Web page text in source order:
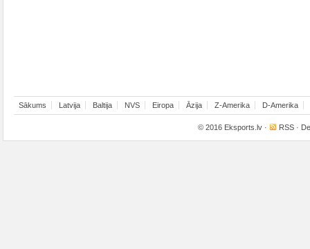
Sākums Latvija Baltija NVS Eiropa Āzija Z-Amerika D-Amerika
© 2016 Eksports.lv · RSS ·